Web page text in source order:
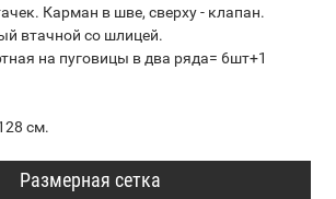
Карман в шве, сверху - клапан.
втачной со шлицей.
на пуговицы в два ряда= 6шт+1
см.
Размерная сетка